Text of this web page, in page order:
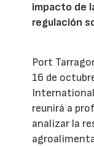
impacto de
regulación
Port
16 de
reunirá a
analizar la